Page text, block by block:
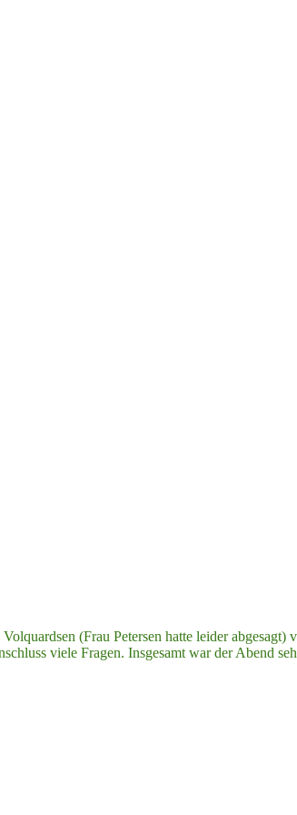
(Frau Petersen hatte leider
viele Fragen. Insgesamt war der Abend